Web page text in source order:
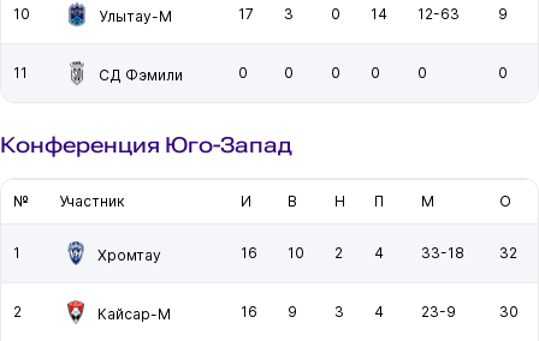
10 Улытау-М 17 3 0 14 12-63 9
11 СД Фэмили 0 0 0 0 0 0
Конференция Юго-Запад
№ Участник И В Н П М О
1 Хромтау 16 10 2 4 33-18 32
2 Кайсар-М 16 9 3 4 23-9 30